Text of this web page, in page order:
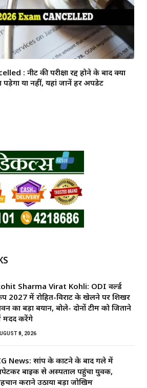
: नीट की परीक्षा रद्द होने के बाद क्या
पड़ेगा या नहीं, यहां जानें हर अपडेट
Sharma Virat Kohli: ODI वर्ल्ड
2027 में रोहित-विराट के खेलने पर शिखर
का बड़ा बयान, बोले- दोनों टीम को जिताने
मदद करेंगे
8, 2026
News: सांप के काटने के बाद गले में
बाइक से अस्पताल पहुंचा युवक,
कराने उठाया बड़ा जोखिम